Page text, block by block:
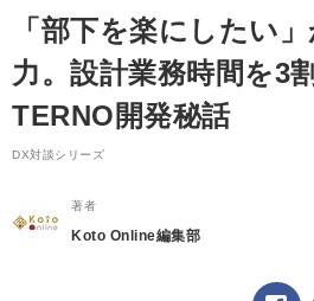
「部下を楽にしたい
力。設計業務時間を3
TERNO開発秘話
DX対談シリーズ
著者
Koto Online編集部